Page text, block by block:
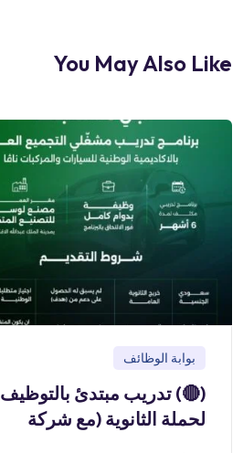
You May Also Like
بوابة الوظائف
(🔴) تدريب مبتدئ بالتوظيف
لحملة الثانوية (مع شركة